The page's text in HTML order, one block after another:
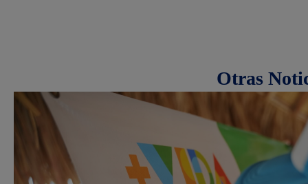
Otras